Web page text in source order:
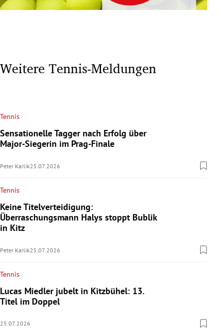
Weitere Tennis-Meldungen
Tennis
Sensationelle Tagger nach Erfolg über
Major-Siegerin im Prag-Finale
Peter Karlik25.07.2026
Tennis
Keine Titelverteidigung:
Überraschungsmann Halys stoppt Bublik
in Kitz
Peter Karlik25.07.2026
Tennis
Lucas Miedler jubelt in Kitzbühel: 13.
Titel im Doppel
25.07.2026